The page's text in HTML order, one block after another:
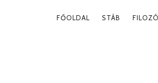
PRIMARY
FŐOLDAL STÁB